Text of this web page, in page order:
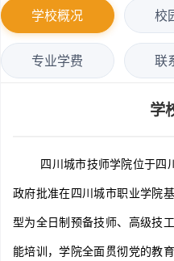
学校概况 校
专业学费 联
学
四川城市技师学院位于四川
政府批准在四川城市职业学院
型为全日制预备技师、高级技
能培训，学院全面贯彻党的教